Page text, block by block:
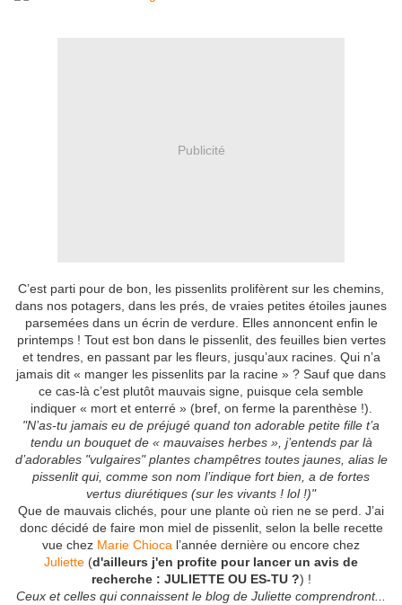
Publicité
C’est parti pour de bon, les pissenlits prolifèrent sur les chemins,
dans nos potagers, dans les prés, de vraies petites étoiles jaunes
parsemées dans un écrin de verdure. Elles annoncent enfin le
printemps ! Tout est bon dans le pissenlit, des feuilles bien vertes
et tendres, en passant par les fleurs, jusqu’aux racines. Qui n’a
jamais dit « manger les pissenlits par la racine » ? Sauf que dans
ce cas-là c’est plutôt mauvais signe, puisque cela semble
indiquer « mort et enterré » (bref, on ferme la parenthèse !).
"N’as-tu jamais eu de préjugé quand ton adorable petite fille t’a
tendu un bouquet de « mauvaises herbes », j’entends par là
d’adorables "vulgaires" plantes champêtres toutes jaunes, alias le
pissenlit qui, comme son nom l’indique fort bien, a de fortes
vertus diurétiques (sur les vivants ! lol !)"
Que de mauvais clichés, pour une plante où rien ne se perd. J’ai
donc décidé de faire mon miel de pissenlit, selon la belle recette
vue chez Marie Chioca l’année dernière ou encore chez
Juliette (d'ailleurs j'en profite pour lancer un avis de
recherche : JULIETTE OU ES-TU ?) !
Ceux et celles qui connaissent le blog de Juliette comprendront...